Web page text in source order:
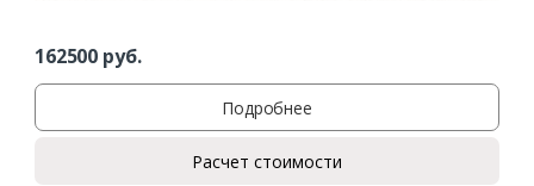
162500 руб.
Подробнее
Расчет стоимости